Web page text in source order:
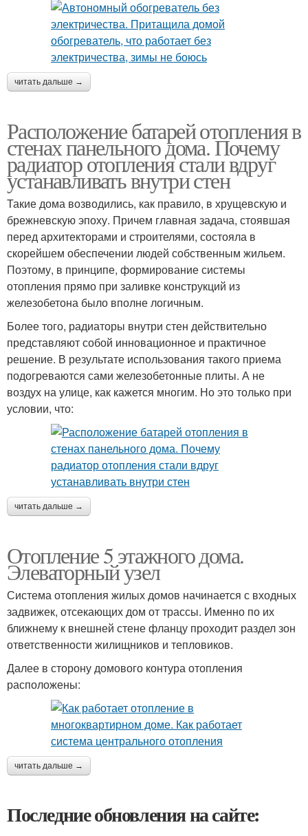
читать дальше →
Расположение батарей отопления в
стенах панельного дома. Почему
радиатор отопления стали вдруг
устанавливать внутри стен
Такие дома возводились, как правило, в хрущевскую и
брежневскую эпоху. Причем главная задача, стоявшая
перед архитекторами и строителями, состояла в
скорейшем обеспечении людей собственным жильем.
Поэтому, в принципе, формирование системы
отопления прямо при заливке конструкций из
железобетона было вполне логичным.
Более того, радиаторы внутри стен действительно
представляют собой инновационное и практичное
решение. В результате использования такого приема
подогреваются сами железобетонные плиты. А не
воздух на улице, как кажется многим. Но это только при
условии, что:
читать дальше →
Отопление 5 этажного дома.
Элеваторный узел
Система отопления жилых домов начинается с входных
задвижек, отсекающих дом от трассы. Именно по их
ближнему к внешней стене фланцу проходит раздел зон
ответственности жилищников и тепловиков.
Далее в сторону домового контура отопления
расположены:
читать дальше →
Последние обновления на сайте: